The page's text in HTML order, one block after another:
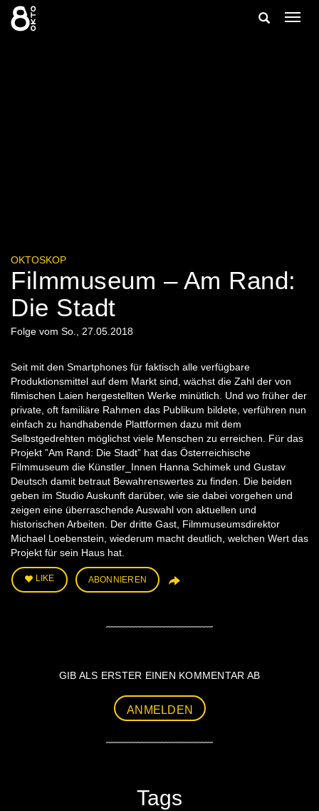
Zum
Inhalt
springen
Suche
OKTOSKOP
Filmmuseum – Am Rand:
Die Stadt
Folge vom So., 27.05.2018
Seit mit den Smartphones für faktisch alle verfügbare
Produktionsmittel auf dem Markt sind, wächst die Zahl der von
filmischen Laien hergestellten Werke minütlich. Und wo früher der
private, oft familiäre Rahmen das Publikum bildete, verführen nun
einfach zu handhabende Plattformen dazu mit dem
Selbstgedrehten möglichst viele Menschen zu erreichen. Für das
Projekt ”Am Rand: Die Stadt” hat das Österreichische
Filmmuseum die Künstler_Innen Hanna Schimek und Gustav
Deutsch damit betraut Bewahrenswertes zu finden. Die beiden
geben im Studio Auskunft darüber, wie sie dabei vorgehen und
zeigen eine überraschende Auswahl von aktuellen und
historischen Arbeiten. Der dritte Gast, Filmmuseumsdirektor
Michael Loebenstein, wiederum macht deutlich, welchen Wert das
Projekt für sein Haus hat.
LIKE ABONNIEREN
GIB ALS ERSTER EINEN KOMMENTAR AB
ANMELDEN
Tags